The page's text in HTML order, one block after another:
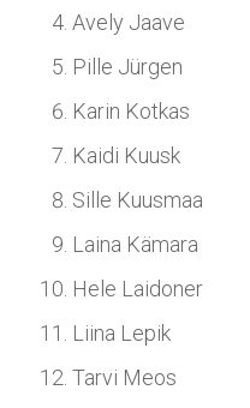
Avely Jaave
Pille Jürgen
Karin Kotkas
Kaidi Kuusk
Sille Kuusmaa
Laina Kämara
Hele Laidoner
Liina Lepik
Tarvi Meos